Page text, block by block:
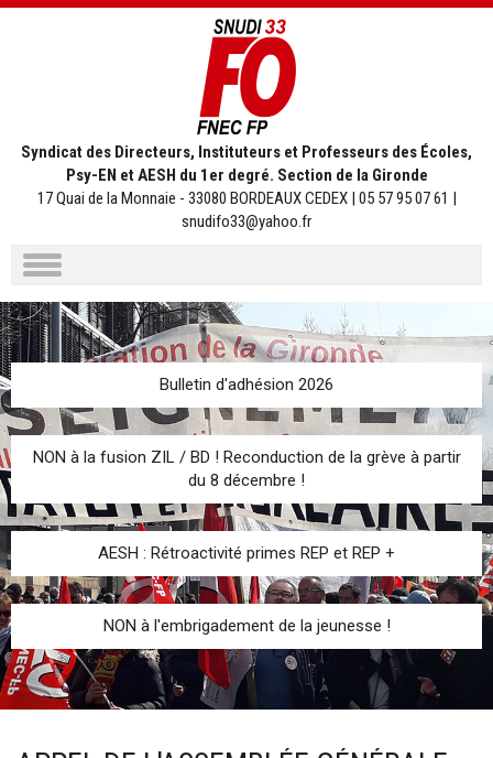
Syndicat des Directeurs, Instituteurs et Professeurs des Écoles,
Psy-EN et AESH du 1er degré. Section de la Gironde
17 Quai de la Monnaie - 33080 BORDEAUX CEDEX | 05 57 95 07 61 |
snudifo33@yahoo.fr
Aller
au
contenu
Bulletin d'adhésion 2026
NON à la fusion ZIL / BD ! Reconduction de la grève à partir
du 8 décembre !
AESH : Rétroactivité primes REP et REP +
NON à l'embrigadement de la jeunesse !